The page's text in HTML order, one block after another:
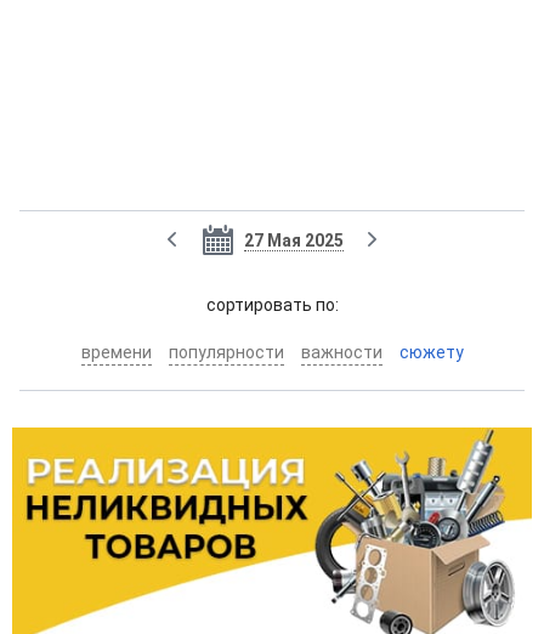
27 Мая 2025
cортировать по:
времени популярности важности сюжету